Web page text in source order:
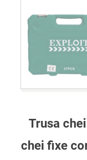
Trusa
chei fixe